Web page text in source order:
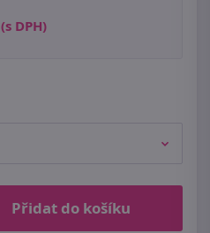
(s DPH)
Přidat do košíku